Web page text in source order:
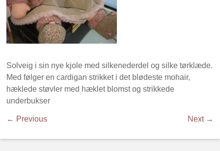
Solveig i sin nye kjole med silkenederdel og silke tørklæde.
Med følger en cardigan strikket i det blødeste mohair,
hæklede støvler med hæklet blomst og strikkede
underbukser
← Previous Next →